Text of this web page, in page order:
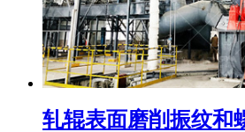
轧辊表面磨削振纹和